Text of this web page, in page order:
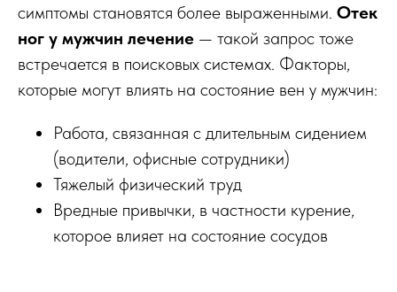
симптомы становятся более выраженными. Отек
ног у мужчин лечение — такой запрос тоже
встречается в поисковых системах. Факторы,
которые могут влиять на состояние вен у мужчин:
Работа, связанная с длительным сидением
(водители, офисные сотрудники)
Тяжелый физический труд
Вредные привычки, в частности курение,
которое влияет на состояние сосудов